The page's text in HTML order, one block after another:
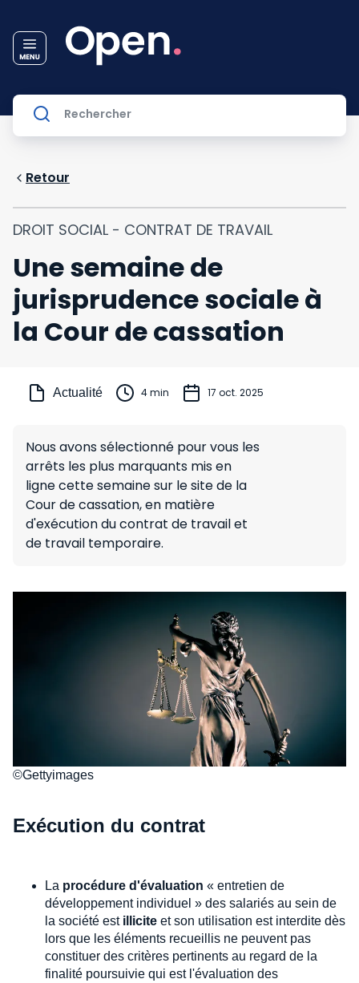
Retour
DROIT SOCIAL - CONTRAT DE TRAVAIL
Une semaine de
jurisprudence sociale à
la Cour de cassation
Actualité 4 min 17 oct. 2025
Nous avons sélectionné pour vous les
arrêts les plus marquants mis en
ligne cette semaine sur le site de la
Cour de cassation, en matière
d'exécution du contrat de travail et
de travail temporaire.
©Gettyimages
Exécution du contrat
La procédure d'évaluation « entretien de
développement individuel » des salariés au sein de
la société est illicite et son utilisation est interdite dès
lors que les éléments recueillis ne peuvent pas
constituer des critères pertinents au regard de la
finalité poursuivie qui est l'évaluation des